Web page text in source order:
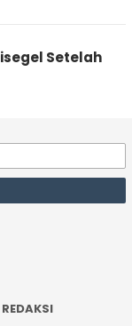
Setelah
REDAKSI